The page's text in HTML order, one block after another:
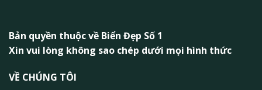
Bản quyền thuộc về Biển Đẹp Số 1
Xin vui lòng không sao chép dưới mọi hình thức
VỀ CHÚNG TÔI